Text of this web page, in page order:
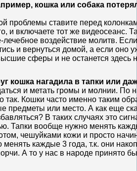
кошка или собака
проблемы ставите перед
и включаете тот же видеосеанс.
воздействие молитв.
и вернуться домой, а если оно
сферы и не останется здесь
кошка нагадила в тапки или
и метать громы и молнии. По
так. Кошки часто именно таким
предметы или место. А как еще
В таких случаях это
Тапки вообще нужно менять
чешуйками кожи и просто
каждые 3 года, т.к. они
А то у нас в народе принято